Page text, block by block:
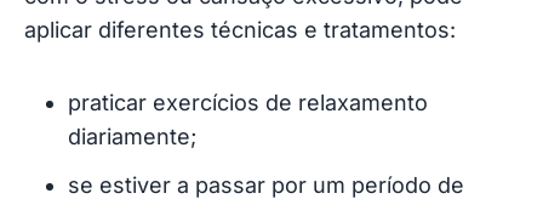
aplicar diferentes técnicas e tratamentos:
praticar exercícios de relaxamento
diariamente;
se estiver a passar por um período de